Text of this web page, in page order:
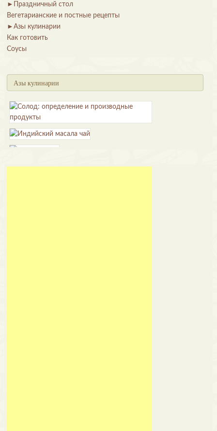
►
Праздничный стол
Вегетарианские и постные рецепты
► Азы кулинарии
Как готовить
Соусы
Азы кулинарии